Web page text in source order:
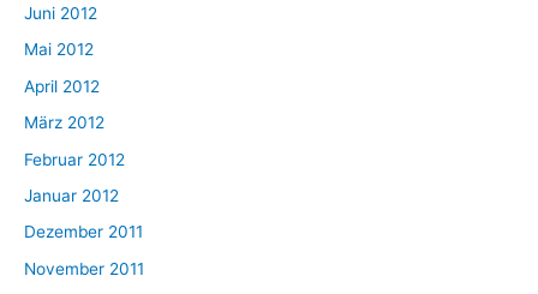
Juni 2012
Mai 2012
April 2012
März 2012
Februar 2012
Januar 2012
Dezember 2011
November 2011